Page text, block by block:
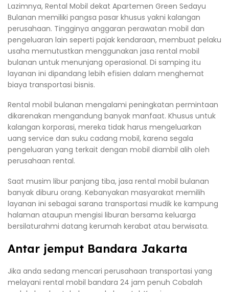
Lazimnya, Rental Mobil dekat Apartemen Green Sedayu
Bulanan memiliki pangsa pasar khusus yakni kalangan
perusahaan. Tingginya anggaran perawatan mobil dan
pengeluaran lain seperti pajak kendaraan, membuat pelaku
usaha memutustkan menggunakan jasa rental mobil
bulanan untuk menunjang operasional. Di samping itu
layanan ini dipandang lebih efisien dalam menghemat
biaya transportasi bisnis.
Rental mobil bulanan mengalami peningkatan permintaan
dikarenakan mengandung banyak manfaat. Khusus untuk
kalangan korporasi, mereka tidak harus mengeluarkan
uang service dan suku cadang mobil, karena segala
pengeluaran yang terkait dengan mobil diambil alih oleh
perusahaan rental.
Saat musim libur panjang tiba, jasa rental mobil bulanan
banyak diburu orang. Kebanyakan masyarakat memilih
layanan ini sebagai sarana transportasi mudik ke kampung
halaman ataupun mengisi liburan bersama keluarga
bersilaturahmi datang kerumah kerabat atau berwisata.
Antar jemput Bandara Jakarta
Jika anda sedang mencari perusahaan transportasi yang
melayani rental mobil bandara 24 jam penuh Cobalah